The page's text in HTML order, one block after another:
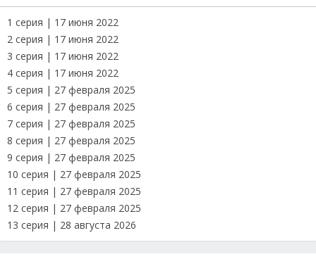
1 серия | 17 июня 2022
2 серия | 17 июня 2022
3 серия | 17 июня 2022
4 серия | 17 июня 2022
5 серия | 27 февраля 2025
6 серия | 27 февраля 2025
7 серия | 27 февраля 2025
8 серия | 27 февраля 2025
9 серия | 27 февраля 2025
10 серия | 27 февраля 2025
11 серия | 27 февраля 2025
12 серия | 27 февраля 2025
13 серия | 28 августа 2026